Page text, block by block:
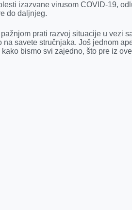
izazvane virusom COVID-19,
do daljnjeg.
prati razvoj situacije u vezi
savete stručnjaka. Još jednom
bismo svi zajedno, što pre iz